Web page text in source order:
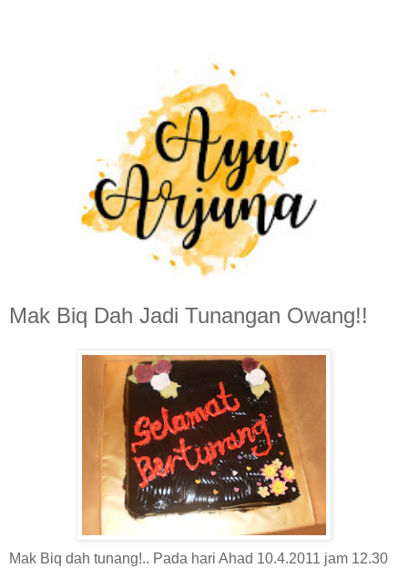
Mak Biq Dah Jadi Tunangan Owang!!
Mak Biq dah tunang!.. Pada hari Ahad 10.4.2011 jam 12.30